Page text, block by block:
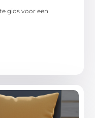
gids voor een